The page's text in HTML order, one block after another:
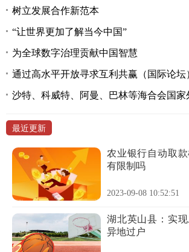
树立发展合作新范本
“让世界更加了解当今中国”
为全球数字治理贡献中国智慧
通过高水平开放寻求互利共赢（国际论坛
沙特、科威特、阿曼、巴林等海合会国家
最近更新
农业银行自动取
有限制吗
2023-09-08 10:52:51
湖北英山县：实
异地过户